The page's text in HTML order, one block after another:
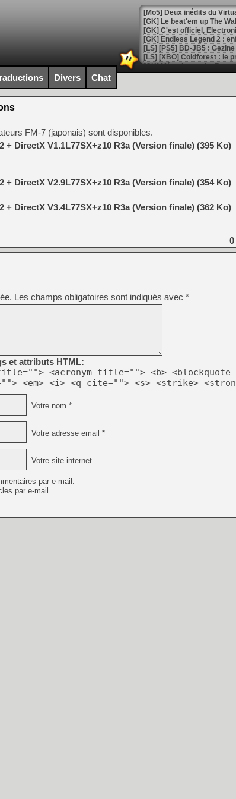
[Mo5] Deux inédits du
[GK] Le beat'em up The
[GK] Endless Legend 2 :
[LS] [PS5] Le WebKit
[GK] Oubliez Crazy Taxi,
[LS] [Switch] NSZ 5.0.0
[GK] No More Room in
[GK] Un chatbot Atelier
[GK] Mémoire cash -
[GK] Nvidia : le prix des
[GK] Suikoden Star Leap
[Mo5] La mini borne
[GK] Atari renoue avec
[GK] Le studio de FIFA
[GK] La PlayStation 1 en
[GK] Dawn of War 4 : les
[GK] CloverPit : l'héritier
[GK] Stellar Blade : Blood
[GK] Palworld Online est
[GK] Wuchang 2 : le souls-
[GK] Test : Big Walk est le
[GK] Starsand Island : la
[GK] La Xbox Series X
[GK] Moonlighter 2 : The
[GK] Capcom relance
Divers Chat
FM-7 (japonais) sont disponibles.
+ DirectX V1.1L77SX+z10 R3a (Version finale) (395 Ko)
+ DirectX V2.9L77SX+z10 R3a (Version finale) (354 Ko)
+ DirectX V3.4L77SX+z10 R3a (Version finale) (362 Ko)
0
Les champs obligatoires sont indiqués avec *
et attributs HTML:
<acronym title=""> <b> <blockquote
<em> <i> <q cite=""> <s> <strike>
Votre nom *
Votre adresse email *
Votre site internet
par e-mail.
par e-mail.